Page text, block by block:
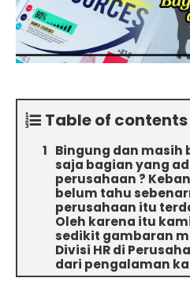
Table of contents
Bingung dan masih
saja bagian yang
perusahaan ?
belum tahu
perusahaan itu
Oleh karena itu
sedikit gambaran
Divisi HR di
dari pengalaman